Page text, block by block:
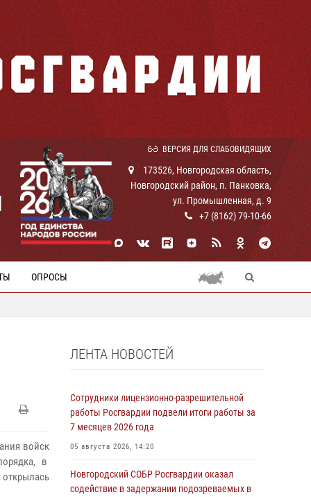
ВЕРСИЯ ДЛЯ СЛАБОВИДЯЩИХ
173526, Новгородская область,
Новгородский район, п. Панковка,
ул. Промышленная, д. 9
+7 (8162) 79-10-66
ОПРОСЫ
войск
в
ЛЕНТА НОВОСТЕЙ
Сотрудники лицензионно-разрешительной
работы Росгвардии подвели итоги работы за
7 месяцев 2026 года
05 августа 2026, 14:20
Новгородский СОБР Росгвардии оказал
содействие в задержании подозреваемых в